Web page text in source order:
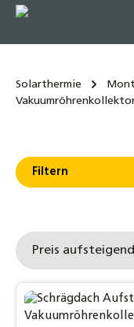
springen
Solarthermie
Filtern